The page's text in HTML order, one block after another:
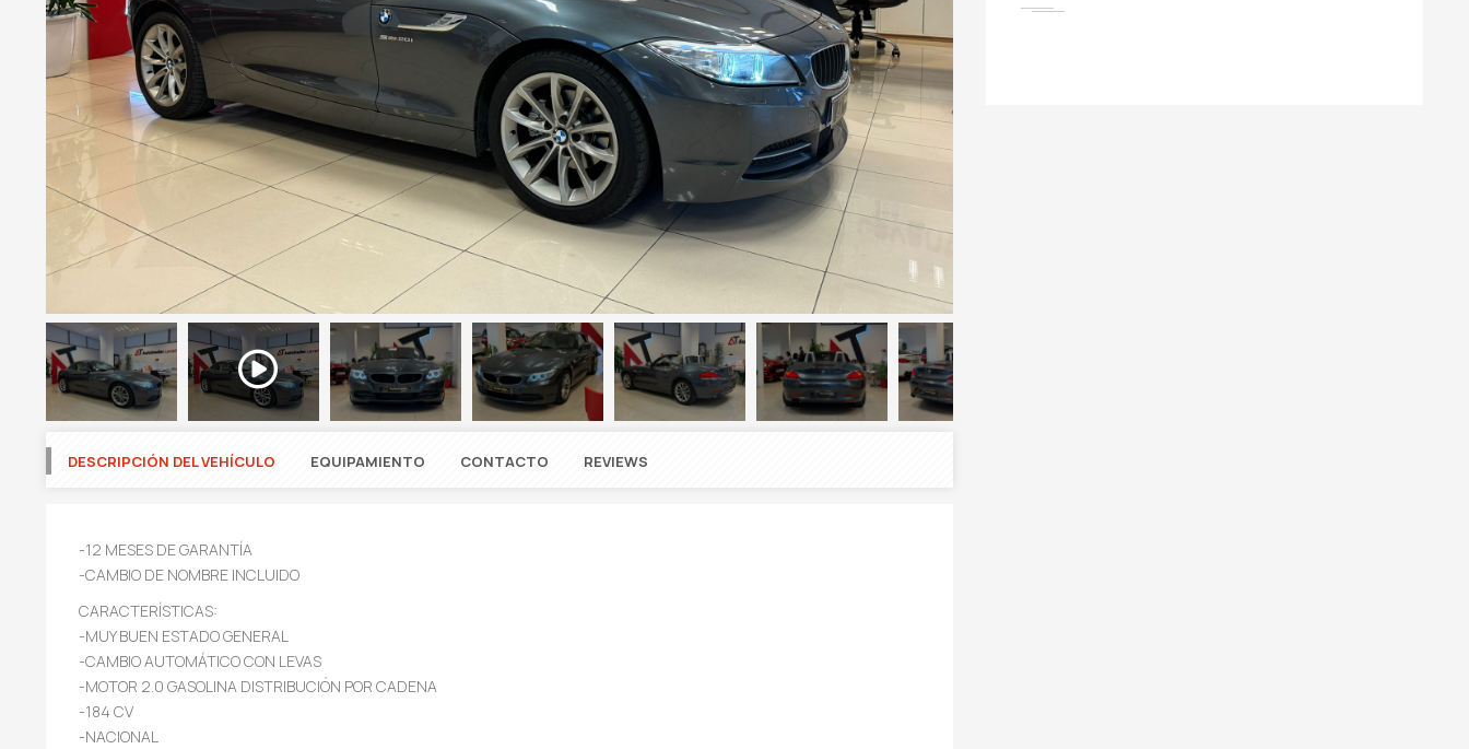
DESCRIPCIÓN DEL VEHÍCULO EQUIPAMIENTO CONTACTO REVIEWS
-12 MESES DE GARANTÍA
-CAMBIO DE NOMBRE INCLUIDO
CARACTERÍSTICAS:
-MUY BUEN ESTADO GENERAL
-CAMBIO AUTOMÁTICO CON LEVAS
-MOTOR 2.0 GASOLINA DISTRIBUCIÓN POR CADENA
-184 CV
-NACIONAL